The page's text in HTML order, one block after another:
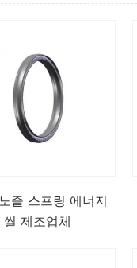
즐 스프링 에너지
씰 제조업체